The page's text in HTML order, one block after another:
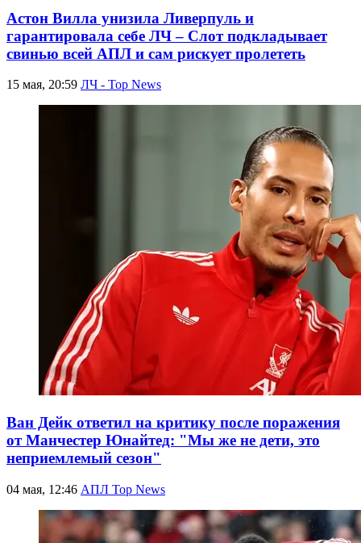
Астон Вилла унизила Ливерпуль и
гарантировала себе ЛЧ – Слот подкладывает
свинью всей АПЛ и сам рискует пролететь
15 мая, 20:59 ЛЧ - Top News
Ван Дейк ответил на критику после поражения
от Манчестер Юнайтед: "Мы же не дети, это
неприемлемый сезон"
04 мая, 12:46 АПЛ Top News